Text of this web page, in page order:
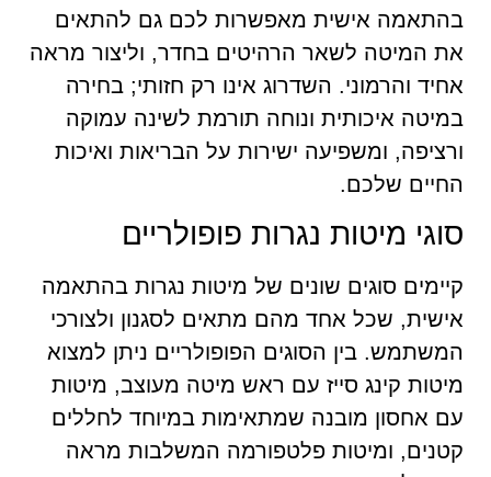
בהתאמה אישית מאפשרות לכם גם להתאים
את המיטה לשאר הרהיטים בחדר, וליצור מראה
אחיד והרמוני. השדרוג אינו רק חזותי; בחירה
במיטה איכותית ונוחה תורמת לשינה עמוקה
ורציפה, ומשפיעה ישירות על הבריאות ואיכות
החיים שלכם.
סוגי מיטות נגרות פופולריים
קיימים סוגים שונים של מיטות נגרות בהתאמה
אישית, שכל אחד מהם מתאים לסגנון ולצורכי
המשתמש. בין הסוגים הפופולריים ניתן למצוא
מיטות קינג סייז עם ראש מיטה מעוצב, מיטות
עם אחסון מובנה שמתאימות במיוחד לחללים
קטנים, ומיטות פלטפורמה המשלבות מראה